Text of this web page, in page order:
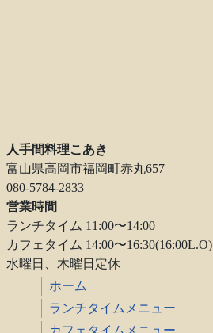
人手間料理こあき
富山県高岡市福岡町赤丸657
080-5784-2833
営業時間
ランチタイム 11:00〜14:00
カフェタイム 14:00〜16:30(16:00L.O)
水曜日、木曜日定休
ホーム
ランチタイムメニュー
カフェタイムメニュー